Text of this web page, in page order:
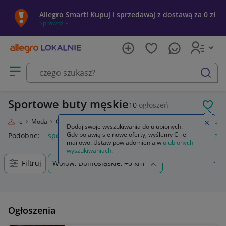
Allegro Smart! Kupuj i sprzedawaj z dostawą za 0 zł
Sprawdź »
Otwórz menu z kategoriami
szukaj
Sportowe buty męskie10 ogłoszeń
Moda Odzież, Obuwie, Dodatki Sportowe
Podobne: sportowe buty sportowe męskie buty sportowe
Filtruj Wołów, Dolnośląskie, +0 km
Ogłoszenia
Dodaj swoje wyszukiwania do ulubionych.
Gdy pojawią się nowe oferty, wyślemy Ci je
mailowo. Ustaw powiadomienia w ulubionych
wyszukiwaniach.